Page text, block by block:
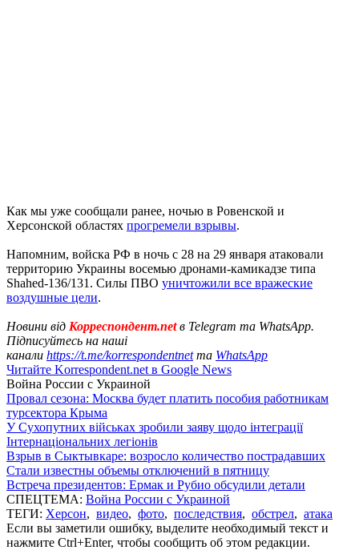
Как мы уже сообщали ранее, ночью в Ровенской и
Херсонской областях прогремели взрывы.
Напомним, войска РФ в ночь с 28 на 29 января атаковали
территорию Украины восемью дронами-камикадзе типа
Shahed-136/131. Силы ПВО уничтожили все вражеские
воздушные цели.
Новини від Корреспондент.netв Telegram та WhatsApp.
Підписуйтесь на наші
канали https://t.me/korrespondentnetта WhatsApp
Читайте Korrespondent.net в Google News
Война России с Украиной
Провал сезона: Москва будет платить пособия работникам
турсектора Крыма
У Сухопутних військах зробили заяву щодо інтеграції
Інтернаціональних легіонів
Взрыв в Сыктывкаре: возросло количество пострадавших
Стали известны объемы отключений в пятницу
Встреча президентов: Ермак и Рубио обсудили детали
СПЕЦТЕМА: Война России с Украиной
ТЕГИ: Херсон, видео, фото, последствия, обстрел, атака
Если вы заметили ошибку, выделите необходимый текст и
нажмите Ctrl+Enter, чтобы сообщить об этом редакции.